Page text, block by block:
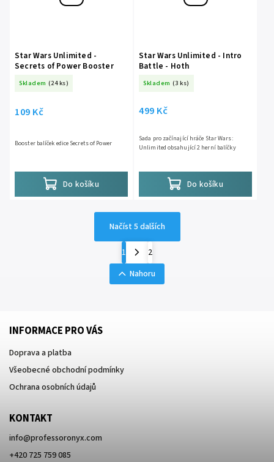
Star Wars Unlimited -
Secrets of Power Booster
Skladem (24 ks)
109 Kč
Do košíku
Booster balíček edice Secrets of Power
Star Wars Unlimited - Intro
Battle - Hoth
Skladem (3 ks)
499 Kč
Do košíku
Sada pro začínající hráče Star Wars:
Unlimited obsahující 2 herní balíčky
Načíst 5 dalších
1
2
Nahoru
INFORMACE PRO VÁS
Doprava a platba
Všeobecné obchodní podmínky
Ochrana osobních údajů
KONTAKT
info@professoronyx.com
+420 725 759 085